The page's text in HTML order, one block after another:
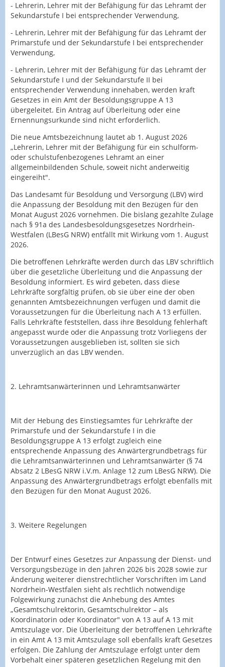
- Lehrerin, Lehrer mit der Befähigung für das Lehramt der
Sekundarstufe I bei entsprechender Verwendung,
- Lehrerin, Lehrer mit der Befähigung für das Lehramt der
Primarstufe und der Sekundarstufe I bei entsprechender
Verwendung,
- Lehrerin, Lehrer mit der Befähigung für das Lehramt der
Sekundarstufe I und der Sekundarstufe II bei
entsprechender Verwendung innehaben, werden kraft
Gesetzes in ein Amt der Besoldungsgruppe A 13
übergeleitet. Ein Antrag auf Überleitung oder eine
Ernennungsurkunde sind nicht erforderlich.
Die neue Amtsbezeichnung lautet ab 1. August 2026
„Lehrerin, Lehrer mit der Befähigung für ein schulform-
oder schulstufenbezogenes Lehramt an einer
allgemeinbildenden Schule, soweit nicht anderweitig
eingereiht".
Das Landesamt für Besoldung und Versorgung (LBV) wird
die Anpassung der Besoldung mit den Bezügen für den
Monat August 2026 vornehmen. Die bislang gezahlte Zulage
nach § 91a des Landesbesoldungsgesetzes Nordrhein-
Westfalen (LBesG NRW) entfällt mit Wirkung vom 1. August
2026.
Die betroffenen Lehrkräfte werden durch das LBV schriftlich
über die gesetzliche Überleitung und die Anpassung der
Besoldung informiert. Es wird gebeten, dass diese
Lehrkräfte sorgfältig prüfen, ob sie über eine der oben
genannten Amtsbezeichnungen verfügen und damit die
Voraussetzungen für die Überleitung nach A 13 erfüllen.
Falls Lehrkräfte feststellen, dass ihre Besoldung fehlerhaft
angepasst wurde oder die Anpassung trotz Vorliegens der
Voraussetzungen ausgeblieben ist, sollten sie sich
unverzüglich an das LBV wenden.
2. Lehramtsanwärterinnen und Lehramtsanwärter
Mit der Hebung des Einstiegsamtes für Lehrkräfte der
Primarstufe und der Sekundarstufe I in die
Besoldungsgruppe A 13 erfolgt zugleich eine
entsprechende Anpassung des Anwärtergrundbetrags für
die Lehramtsanwärterinnen und Lehramtsanwärter (§ 74
Absatz 2 LBesG NRW i.V.m. Anlage 12 zum LBesG NRW). Die
Anpassung des Anwärtergrundbetrags erfolgt ebenfalls mit
den Bezügen für den Monat August 2026.
3. Weitere Regelungen
Der Entwurf eines Gesetzes zur Anpassung der Dienst- und
Versorgungsbezüge in den Jahren 2026 bis 2028 sowie zur
Änderung weiterer dienstrechtlicher Vorschriften im Land
Nordrhein-Westfalen sieht als rechtlich notwendige
Folgewirkung zunächst die Anhebung des Amtes
„Gesamtschulrektorin, Gesamtschulrektor – als
Koordinatorin oder Koordinator" von A 13 auf A 13 mit
Amtszulage vor. Die Überleitung der betroffenen Lehrkräfte
in ein Amt A 13 mit Amtszulage soll ebenfalls kraft Gesetzes
erfolgen. Die Zahlung der Amtszulage erfolgt unter dem
Vorbehalt einer späteren gesetzlichen Regelung mit den